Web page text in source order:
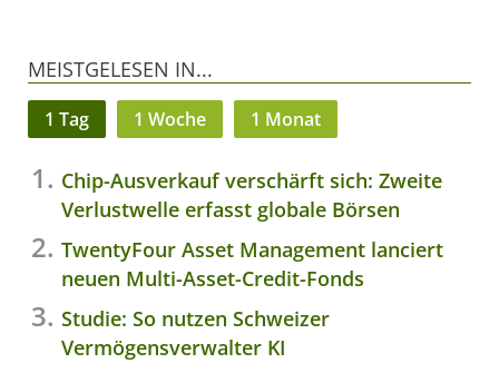
MEISTGELESEN IN...
1 Tag 1 Woche 1 Monat
Chip-Ausverkauf verschärft sich: Zweite
Verlustwelle erfasst globale Börsen
TwentyFour Asset Management lanciert
neuen Multi-Asset-Credit-Fonds
Studie: So nutzen Schweizer
Vermögensverwalter KI